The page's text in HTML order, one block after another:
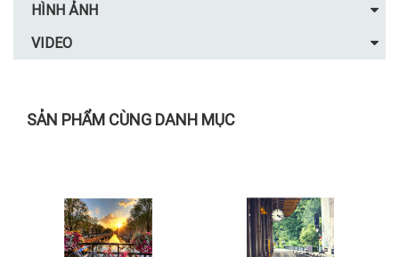
HÌNH ẢNH
VIDEO
SẢN PHẨM CÙNG DANH MỤC